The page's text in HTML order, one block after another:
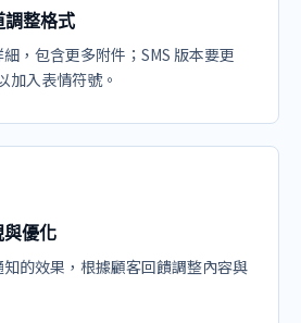
調整格式
，包含更多附件；SMS 版本要更
加入表情符號。
優化
的效果，根據顧客回饋調整內容與